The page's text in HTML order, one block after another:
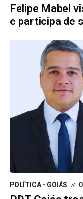
Felipe Mabel
e participa de
POLÍTICA - GOIÁS